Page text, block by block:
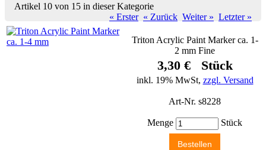
Artikel 10 von 15 in dieser Kategorie
« Erster « Zurück Weiter » Letzter »
Triton Acrylic Paint Marker ca. 1-
2 mm Fine
3,30 € Stück
inkl. 19% MwSt, zzgl. Versand
Art-Nr. s8228
Menge Stück